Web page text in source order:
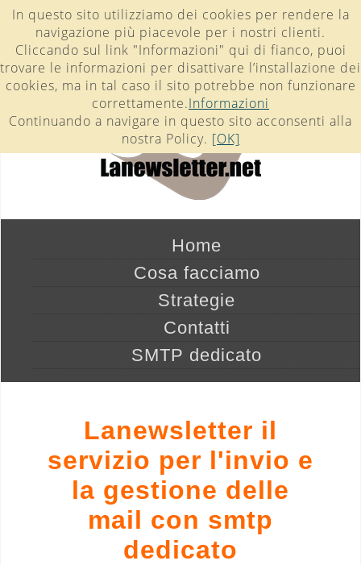
- -In questo sito utilizziamo dei cookies per rendere la
navigazione più piacevole per i nostri clienti.
Cliccando sul link "Informazioni" qui di fianco, puoi
trovare le informazioni per disattivare l’installazione dei
cookies, ma in tal caso il sito potrebbe non funzionare
correttamente.Informazioni
Continuando a navigare in questo sito acconsenti alla
nostra Policy. [OK]
Home
Cosa facciamo
Strategie
Contatti
SMTP dedicato
Lanewsletter il
servizio per l'invio e
la gestione delle
mail con smtp
dedicato